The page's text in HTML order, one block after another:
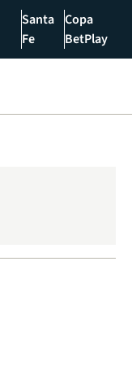
Santa
Fe
Copa
BetPlay